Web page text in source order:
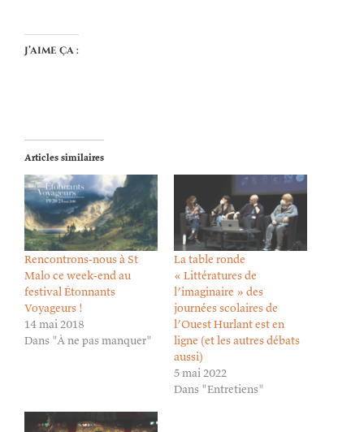
J’aime ça :
Articles similaires
Rencontrons-nous à St
Malo ce week-end au
festival Étonnants
Voyageurs !
14 mai 2018
Dans "À ne pas manquer"
La table ronde
« Littératures de
l’imaginaire » des
journées scolaires de
l’Ouest Hurlant est en
ligne (et les autres débats
aussi)
5 mai 2022
Dans "Entretiens"